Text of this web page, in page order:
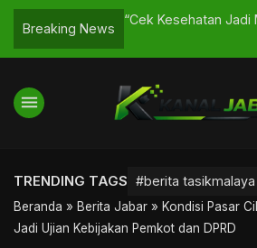
Breaking News
“Cek Kesehatan Jadi
Bulan Depan”
menu
TRENDING TAGS #berita tasikmalaya
Beranda » Berita Jabar » Kondisi Pasar
Jadi Ujian Kebijakan Pemkot dan DPRD